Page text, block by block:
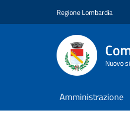
Regione Lombardia
Nuovo
Amministrazione